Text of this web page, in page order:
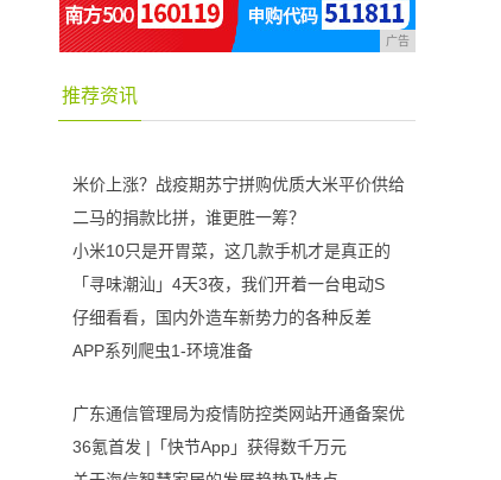
广告
推荐资讯
米价上涨？战疫期苏宁拼购优质大米平价供给
二马的捐款比拼，谁更胜一筹？
小米10只是开胃菜，这几款手机才是真正的
「寻味潮汕」4天3夜，我们开着一台电动S
仔细看看，国内外造车新势力的各种反差
APP系列爬虫1-环境准备
广东通信管理局为疫情防控类网站开通备案优
36氪首发 |「快节App」获得数千万元